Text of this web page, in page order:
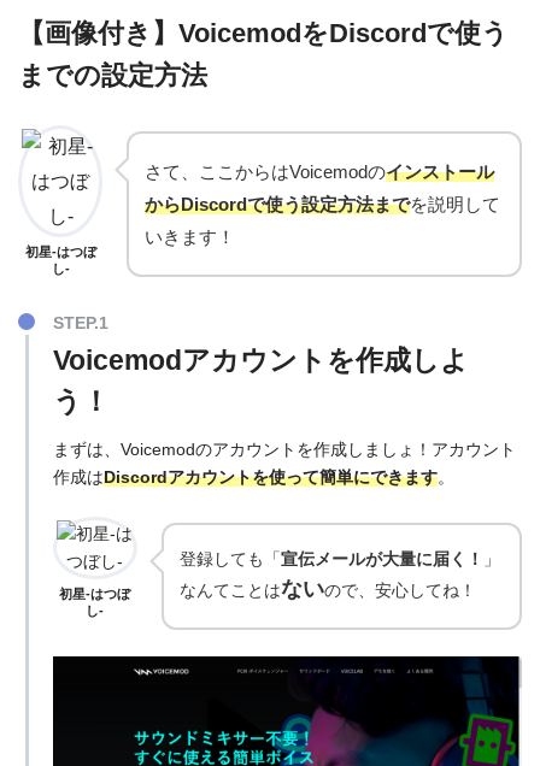
【画像付き】VoicemodをDiscordで使う
までの設定方法
初星-はつぼ
し-
さて、ここからはVoicemodのインストール
からDiscordで使う設定方法までを説明して
いきます！
Voicemodアカウントを作成しよ
う！
まずは、Voicemodのアカウントを作成しましょ！アカウント
作成はDiscordアカウントを使って簡単にできます。
初星-はつぼ
し-
登録しても「 宣伝メールが大量に届く！
」
なんてことはないので、安心してね！